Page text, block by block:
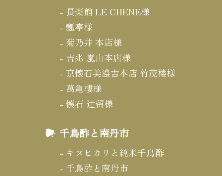
長楽館 LE CHENE様
瓢亭様
菊乃井 本店様
吉兆 嵐山本店様
京懐石美濃吉本店 竹茂楼様
萬亀樓様
懐石 辻留様
千鳥酢と南丹市
キヌヒカリと純米千鳥酢
千鳥酢と南丹市